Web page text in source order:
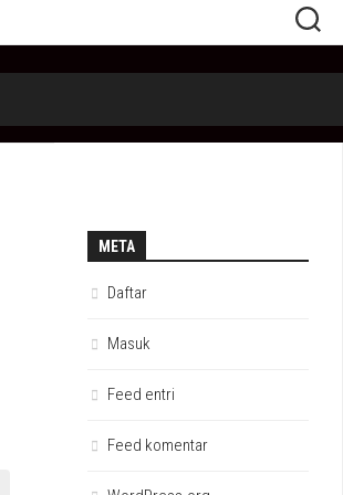
META
Daftar
Masuk
Feed entri
Feed komentar